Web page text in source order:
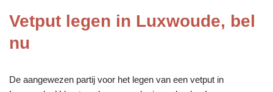
Vetput legen in Luxwoude, bel
nu
De aangewezen partij voor het legen van een vetput in